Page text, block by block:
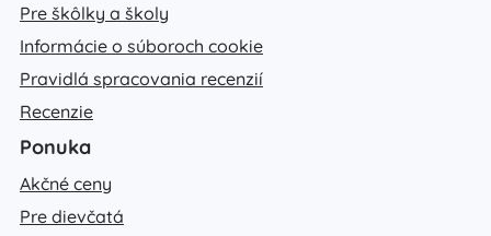
Pre škôlky a školy
Informácie o súboroch cookie
Pravidlá spracovania recenzií
Recenzie
Ponuka
Akčné ceny
Pre dievčatá